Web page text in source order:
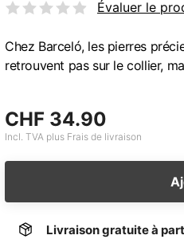
Évaluer le
Chez Barceló, les pierres
retrouvent pas sur le collier,
CHF 34.90
Incl. TVA plus Frais de livraison
Livraison gratuite à